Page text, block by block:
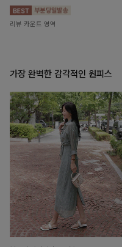
리뷰 카운트 영역
가장 완벽한 감각적인 원피스